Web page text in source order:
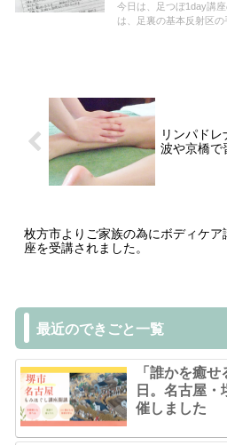
今日は、足つぼ1day講
は、足裏の基本反射区の
リンパド
波や京橋で
枚方市よりご家族の為にボディケア
座を受講されました。
最近のできごと一覧
「誰かを癒
日。名古屋・
催しました